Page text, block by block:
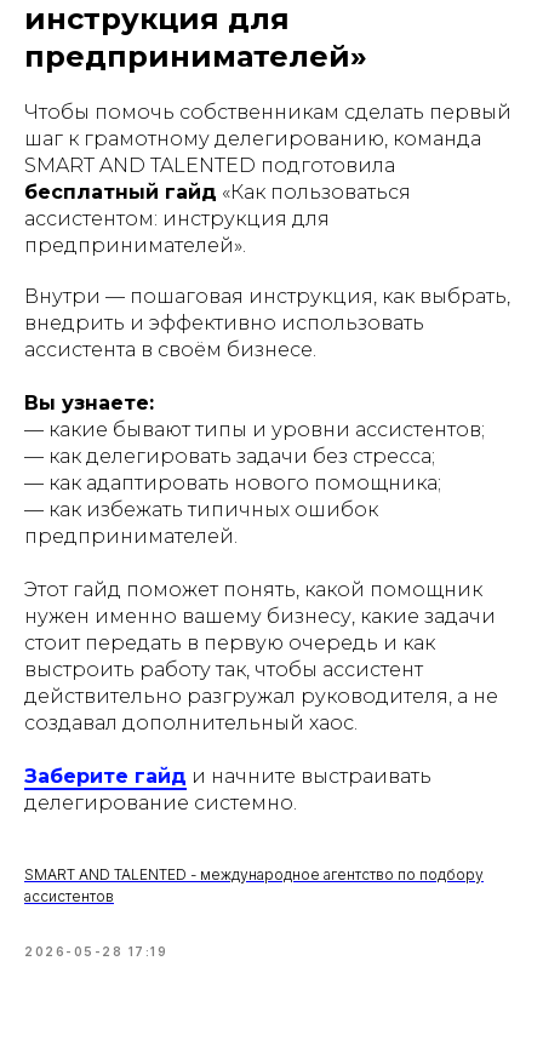
инструкция для
предпринимателей»
Чтобы помочь собственникам сделать первый
шаг к грамотному делегированию, команда
SMART AND TALENTED подготовила
бесплатный гайд «Как пользоваться
ассистентом: инструкция для
предпринимателей».
Внутри — пошаговая инструкция, как выбрать,
внедрить и эффективно использовать
ассистента в своём бизнесе.
Вы узнаете:
— какие бывают типы и уровни ассистентов;
— как делегировать задачи без стресса;
— как адаптировать нового помощника;
— как избежать типичных ошибок
предпринимателей.
Этот гайд поможет понять, какой помощник
нужен именно вашему бизнесу, какие задачи
стоит передать в первую очередь и как
выстроить работу так, чтобы ассистент
действительно разгружал руководителя, а не
создавал дополнительный хаос.
Заберите гайд и начните выстраивать
делегирование системно.
SMART AND TALENTED - международное агентство по подбору
ассистентов
2026-05-28 17:19